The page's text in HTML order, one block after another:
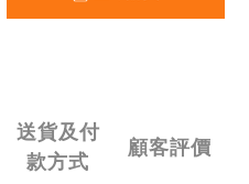
送貨及付
款方式
顧客評價